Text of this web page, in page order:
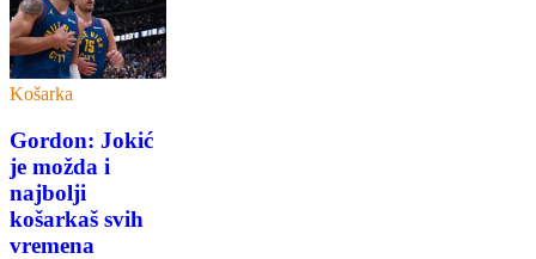
Košarka
Gordon: Jokić
je možda i
najbolji
košarkaš svih
vremena